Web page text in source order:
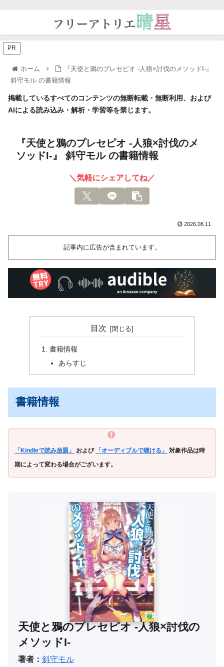
ホーム
『天使と鴉のプレセピオ -人狼×討伐のメソッドI-』
斜守モル の書籍情報
掲載しているすべてのコンテンツの無断転載・無断利用、および
AIによる読み込み・解析・学習等を禁じます。
『天使と鴉のプレセピオ -人狼×討伐のメ
ソッドI-』 斜守モル の書籍情報
＼気軽にシェアしてね／
2026.08.11
記事内に広告が含まれています。
PR
目次
書籍情報
あらすじ
書籍情報
「Kindleで読み放題」 および 「オーディブルで聴ける」
対象作品は時
期によって変わる場合がございます。
天使と鴉のプレセピオ -人狼×討伐の
メソッドI-
著者： 斜守モル